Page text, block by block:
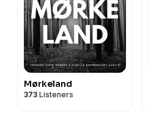
Mørkeland
373 Listeners